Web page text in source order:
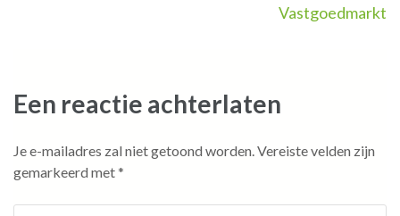
Vastgoedmarkt
Een reactie achterlaten
Je e-mailadres zal niet getoond worden.Vereiste velden zijn
gemarkeerd met*